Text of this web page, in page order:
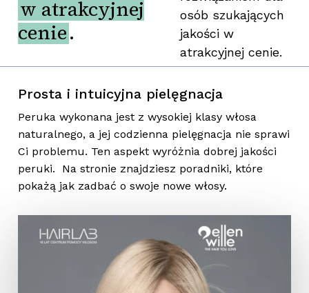
w atrakcyjnej
cenie.
osób szukających
jakości w
atrakcyjnej cenie.
Prosta i intuicyjna pielęgnacja
Peruka wykonana jest z wysokiej klasy włosa
naturalnego, a jej codzienna pielęgnacja nie sprawi
Ci problemu. Ten aspekt wyróżnia dobrej jakości
peruki. Na stronie znajdziesz poradniki, które
pokażą jak zadbać o swoje nowe włosy.